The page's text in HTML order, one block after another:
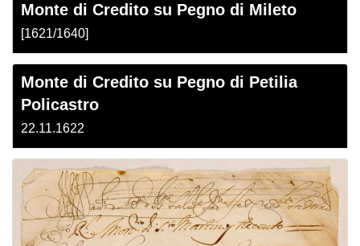
Monte di Credito su Pegno di Mileto
[1621/1640]
Monte di Credito su Pegno di Petilia
Policastro
22.11.1622